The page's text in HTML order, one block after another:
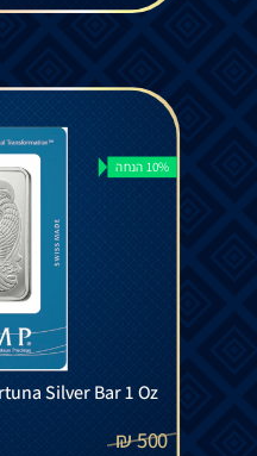
10% הנחה
Silver Bar 1 Oz
500
₪